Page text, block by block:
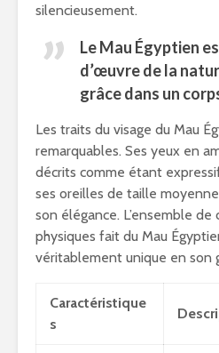
silencieusement.
Le Mau Égyptien
d’œuvre de la
grâce dans un
Les traits du visage du Mau
remarquables. Ses yeux en
décrits comme étant
ses oreilles de taille
son élégance. L’ensemble de
physiques fait du Mau
véritablement unique en son
Caractéristique
s